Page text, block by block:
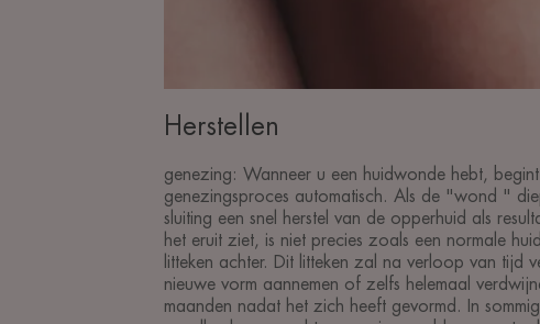
Herstellen
genezing: Wanneer u een huidwonde hebt,
genezingsproces automatisch. Als de "wond "
sluiting een snel herstel van de opperhuid als
het eruit ziet, is niet precies zoals een normale
litteken achter. Dit litteken zal na verloop van tijd
nieuwe vorm aannemen of zelfs helemaal
maanden nadat het zich heeft gevormd. In